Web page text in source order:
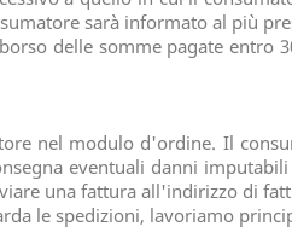
sarà informato al più
delle somme pagate entro
nel modulo d'ordine. Il
eventuali danni
una fattura all'indirizzo di
le spedizioni, lavoriamo